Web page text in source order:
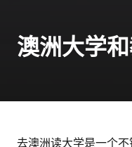
澳洲大学
去澳洲读大学是一个